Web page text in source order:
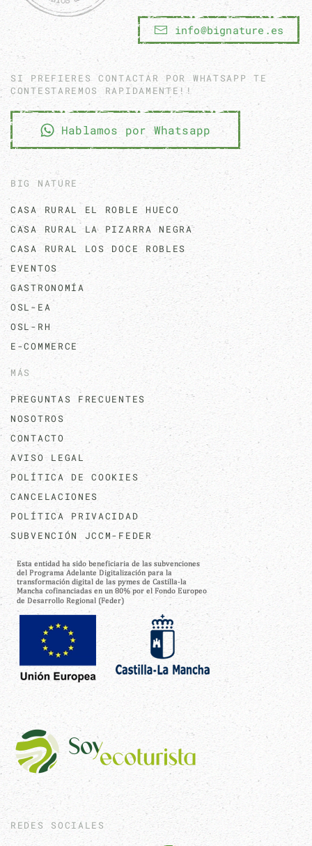
info@bignature.es
SI PREFIERES CONTACTAR POR WHATSAPP TE
CONTESTAREMOS RAPIDAMENTE!!
Hablamos por Whatsapp
REDES SOCIALES
BIG NATURE
CASA RURAL EL ROBLE HUECO
CASA RURAL LA PIZARRA NEGRA
CASA RURAL LOS DOCE ROBLES
EVENTOS
GASTRONOMÍA
OSL-EA
OSL-RH
E-COMMERCE
MÁS
PREGUNTAS FRECUENTES
NOSOTROS
CONTACTO
AVISO LEGAL
POLÍTICA DE COOKIES
CANCELACIONES
POLÍTICA PRIVACIDAD
SUBVENCIÓN JCCM-FEDER